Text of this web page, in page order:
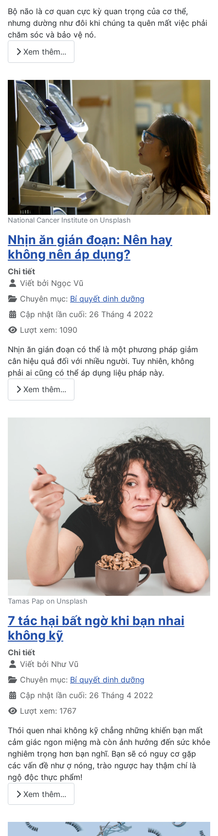
Bộ não là cơ quan cực kỳ quan trọng của cơ thể,
nhưng dường như đôi khi chúng ta quên mất việc phải
chăm sóc và bảo vệ nó.
Xem thêm...
National Cancer Institute on Unsplash
Nhịn ăn gián đoạn: Nên hay
không nên áp dụng?
Chi tiết
Viết bởi Ngọc Vũ
Chuyên mục: Bí quyết dinh dưỡng
Cập nhật lần cuối: 26 Tháng 4 2022
Lượt xem: 1090
Nhịn ăn gián đoạn có thể là một phương pháp giảm
cân hiệu quả đối với nhiều người. Tuy nhiên, không
phải ai cũng có thể áp dụng liệu pháp này.
Xem thêm...
Tamas Pap on Unsplash
7 tác hại bất ngờ khi bạn nhai
không kỹ
Chi tiết
Viết bởi Như Vũ
Chuyên mục: Bí quyết dinh dưỡng
Cập nhật lần cuối: 26 Tháng 4 2022
Lượt xem: 1767
Thói quen nhai không kỹ chẳng những khiến bạn mất
cảm giác ngon miệng mà còn ảnh hưởng đến sức khỏe
nghiêm trọng hơn bạn nghĩ. Bạn sẽ có nguy cơ gặp
các vấn đề như ợ nóng, trào ngược hay thậm chí là
ngộ độc thực phẩm!
Xem thêm...